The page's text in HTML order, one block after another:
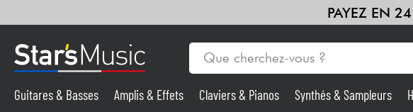
PAYEZ EN
Guitares & Basses Amplis & Effets Claviers & Pianos Synthés & Sampleurs